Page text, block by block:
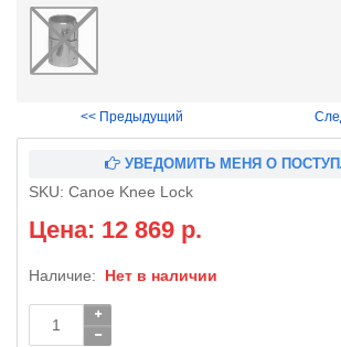
<< Предыдущий
УВЕДОМИТЬ МЕНЯ О
SKU: Canoe Knee Lock
Цена: 12 869 р.
Наличие: Нет в наличии